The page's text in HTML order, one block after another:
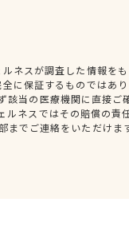
ネスが調査した情報を
に保証するものではあ
該当の医療機関に直接ご
ネスではその賠償の責
までご連絡をいただけま